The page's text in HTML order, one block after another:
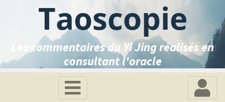
Taoscopie
Les commentaires du Yi Jing réalisés en
consultant l'oracle